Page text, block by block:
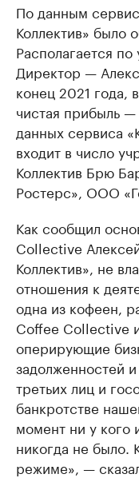
По данным
Коллектив» было
Располагается
Директор —
конец 2021 года,
чистая прибыль
данных сервиса
входит в число
Коллектив Брю
Ростерс», ООО
Как сообщил
Collective
Коллектив», не
отношения к
одна из кофеен,
Coffee Collective
оперирующие
задолженностей
третьих лиц и
банкротстве
момент ни у кого
никогда не было.
режиме», —